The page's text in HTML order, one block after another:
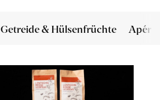
Getreide & Hülsenfrüchte Apéro